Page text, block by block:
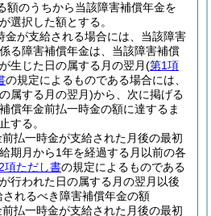
額のうちから当該障害補償年金を
選択した額とする。
金が支給される場合には、当該障害
る障害補償年金は、当該障害補償
生じた日の属する月の翌月(第1項
の規定によるものである場合には、
属する月の翌月)から、次に掲げる
償年金前払一時金の額に達するま
する。
払一時金が支給された月後の最初
期月から1年を経過する月以前の各
項ただし書の規定によるものである
行われた日の属する月の翌月以後
されるべき障害補償年金の額
払一時金が支給された月後の最初